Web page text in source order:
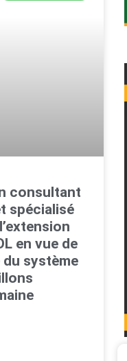
consultant
spécialisé
en vue de
système